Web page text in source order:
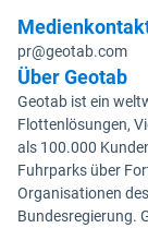
pr@geotab.com
Über Geotab
Geotab ist ein
Flottenlösungen,
als 100.000
Fuhrparks über
Organisationen
Bundesregierung.